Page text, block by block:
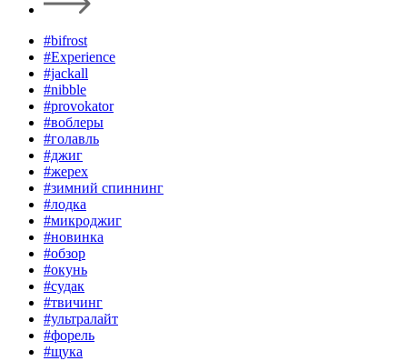
#bifrost
#Experience
#jackall
#nibble
#provokator
#воблеры
#голавль
#джиг
#жерех
#зимний спиннинг
#лодка
#микроджиг
#новинка
#обзор
#окунь
#судак
#твичинг
#ультралайт
#форель
#щука